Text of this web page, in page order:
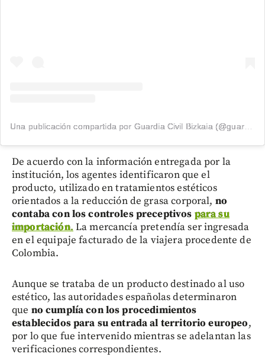
Una publicación compartida por Guardia Civil Bizkaia (@guardiacivilbizkaia)
De acuerdo con la información entregada por la
institución, los agentes identificaron que el
producto, utilizado en tratamientos estéticos
orientados a la reducción de grasa corporal, no
contaba con los controles preceptivos para su
importación.La mercancía pretendía ser ingresada
en el equipaje facturado de la viajera procedente de
Colombia.
Aunque se trataba de un producto destinado al uso
estético, las autoridades españolas determinaron
que no cumplía con los procedimientos
establecidos para su entrada al territorio europeo,
por lo que fue intervenido mientras se adelantan las
verificaciones correspondientes.